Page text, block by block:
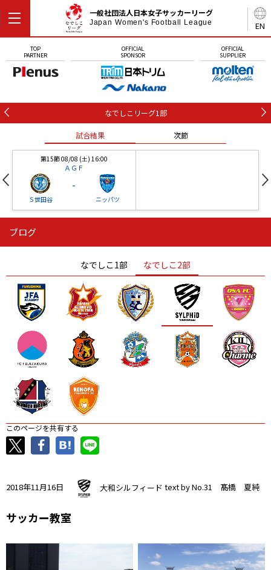
EN
一般社団法人日本女子サッカーリーグ
Japan Women's Football League
TOP
PARTNER
OFFICIAL
SPONSOR
OFFICIAL
SUPPLIER
なでしこリーグ1部
試合結果 次節
第15節 08/08 (土) 16:00
ＡＧＦ
Ｓ世田谷
-
ニッパツ
ニッパツ
ニッパツ 名古屋
石人の星
静岡 愛媛Ｌ
ブログ
なでしこ1部 なでしこ2部
このページを共有する
2018年11月16日 大和シルフィード text by No.31 髙橋 夏純
サッカー教室